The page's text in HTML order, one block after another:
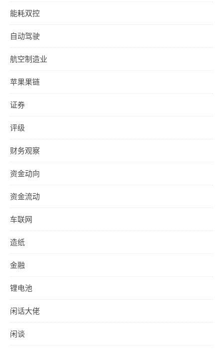
能耗双控
自动驾驶
航空制造业
苹果果链
证券
评级
财务观察
资金动向
资金流动
车联网
造纸
金融
锂电池
闲话大佬
闲谈